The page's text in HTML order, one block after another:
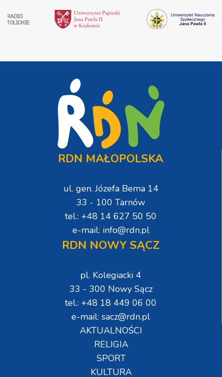
RDN MAŁOPOLSKA
ul. gen. Józefa Bema 14
33 - 100 Tarnów
tel.: +48 14 627 50 50
e-mail: info@rdn.pl
RDN NOWY SĄCZ
pl. Kolegiacki 4
33 - 300 Nowy Sącz
tel.: +48 18 449 06 00
e-mail: sacz@rdn.pl
AKTUALNOŚCI
RELIGIA
SPORT
KULTURA